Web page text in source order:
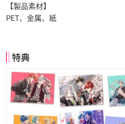
【製品素材】
PET、金属、紙
特典